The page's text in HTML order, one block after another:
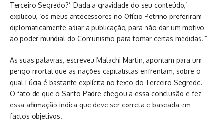
Terceiro Segredo?’ ‘Dada a gravidade do seu conteúdo,’
explicou, ‘os meus antecessores no Ofício Petrino preferiram
diplomaticamente adiar a publicação, para não dar um motivo
ao poder mundial do Comunismo para tomar certas medidas.’”
As suas palavras, escreveu Malachi Martin, apontam para um
perigo mortal que as nações capitalistas enfrentam, sobre o
qual Lúcia é bastante explícita no texto do Terceiro Segredo.
O fato de que o Santo Padre chegou a essa conclusão e fez
essa afirmação indica que deve ser correta e baseada em
factos objetivos.